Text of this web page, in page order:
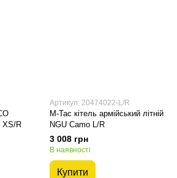
XS/R
Артикул: 20474022-L/R
M-Tac кітель армійський літній
NGU Camo L/R
3 008 грн
В наявності
Купити